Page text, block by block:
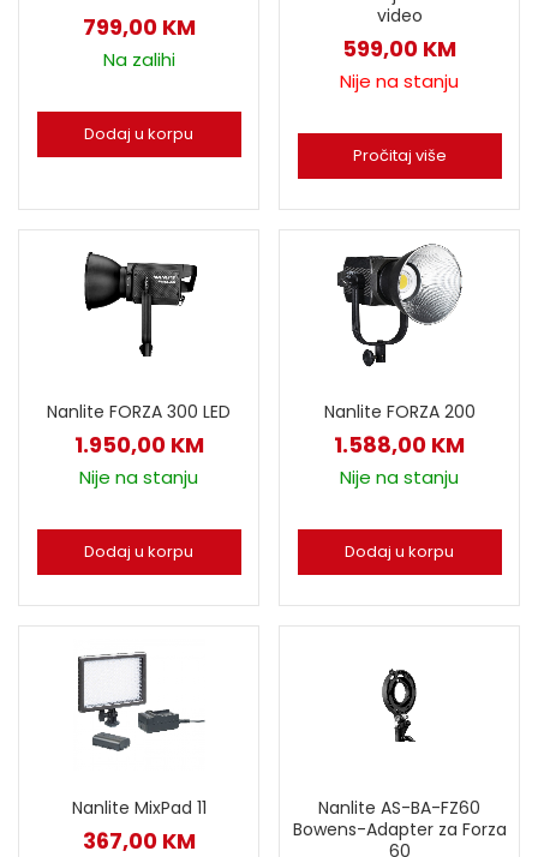
799,00 KM
Na zalihi
Dodaj u korpu
video
599,00 KM
Nije na stanju
Pročitaj više
Nanlite FORZA 300 LED
1.950,00 KM
Nije na stanju
Dodaj u korpu
Nanlite FORZA 200
1.588,00 KM
Nije na stanju
Dodaj u korpu
Nanlite MixPad 11
367,00 KM
Nanlite AS-BA-FZ60
Bowens-Adapter za Forza
60